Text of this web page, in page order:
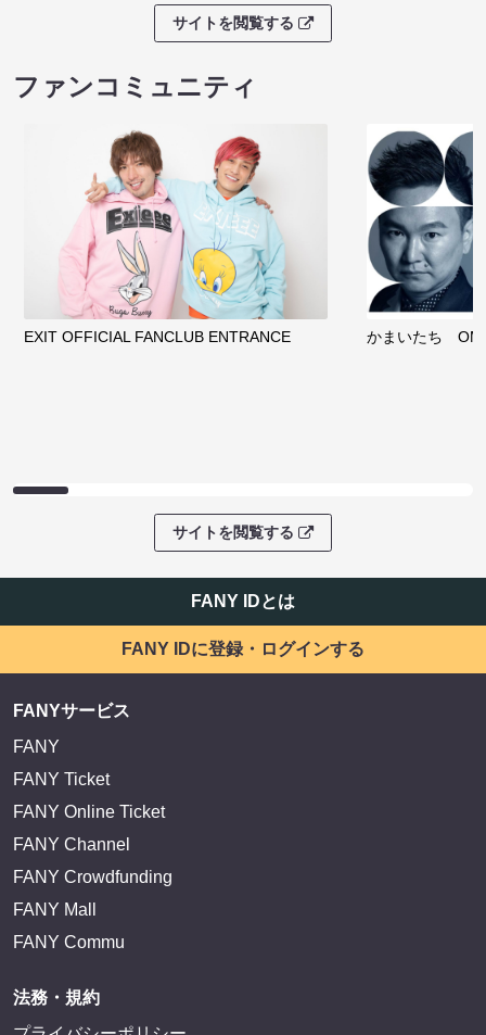
サイトを閲覧する
ファンコミュニティ
EXIT OFFICIAL FANCLUB ENTRANCE かまいたち
サイトを閲覧する
FANY IDとは
FANY IDに登録・ログインする
FANYサービス
FANY
FANY Ticket
FANY Online Ticket
FANY Channel
FANY Crowdfunding
FANY Mall
FANY Commu
法務・規約